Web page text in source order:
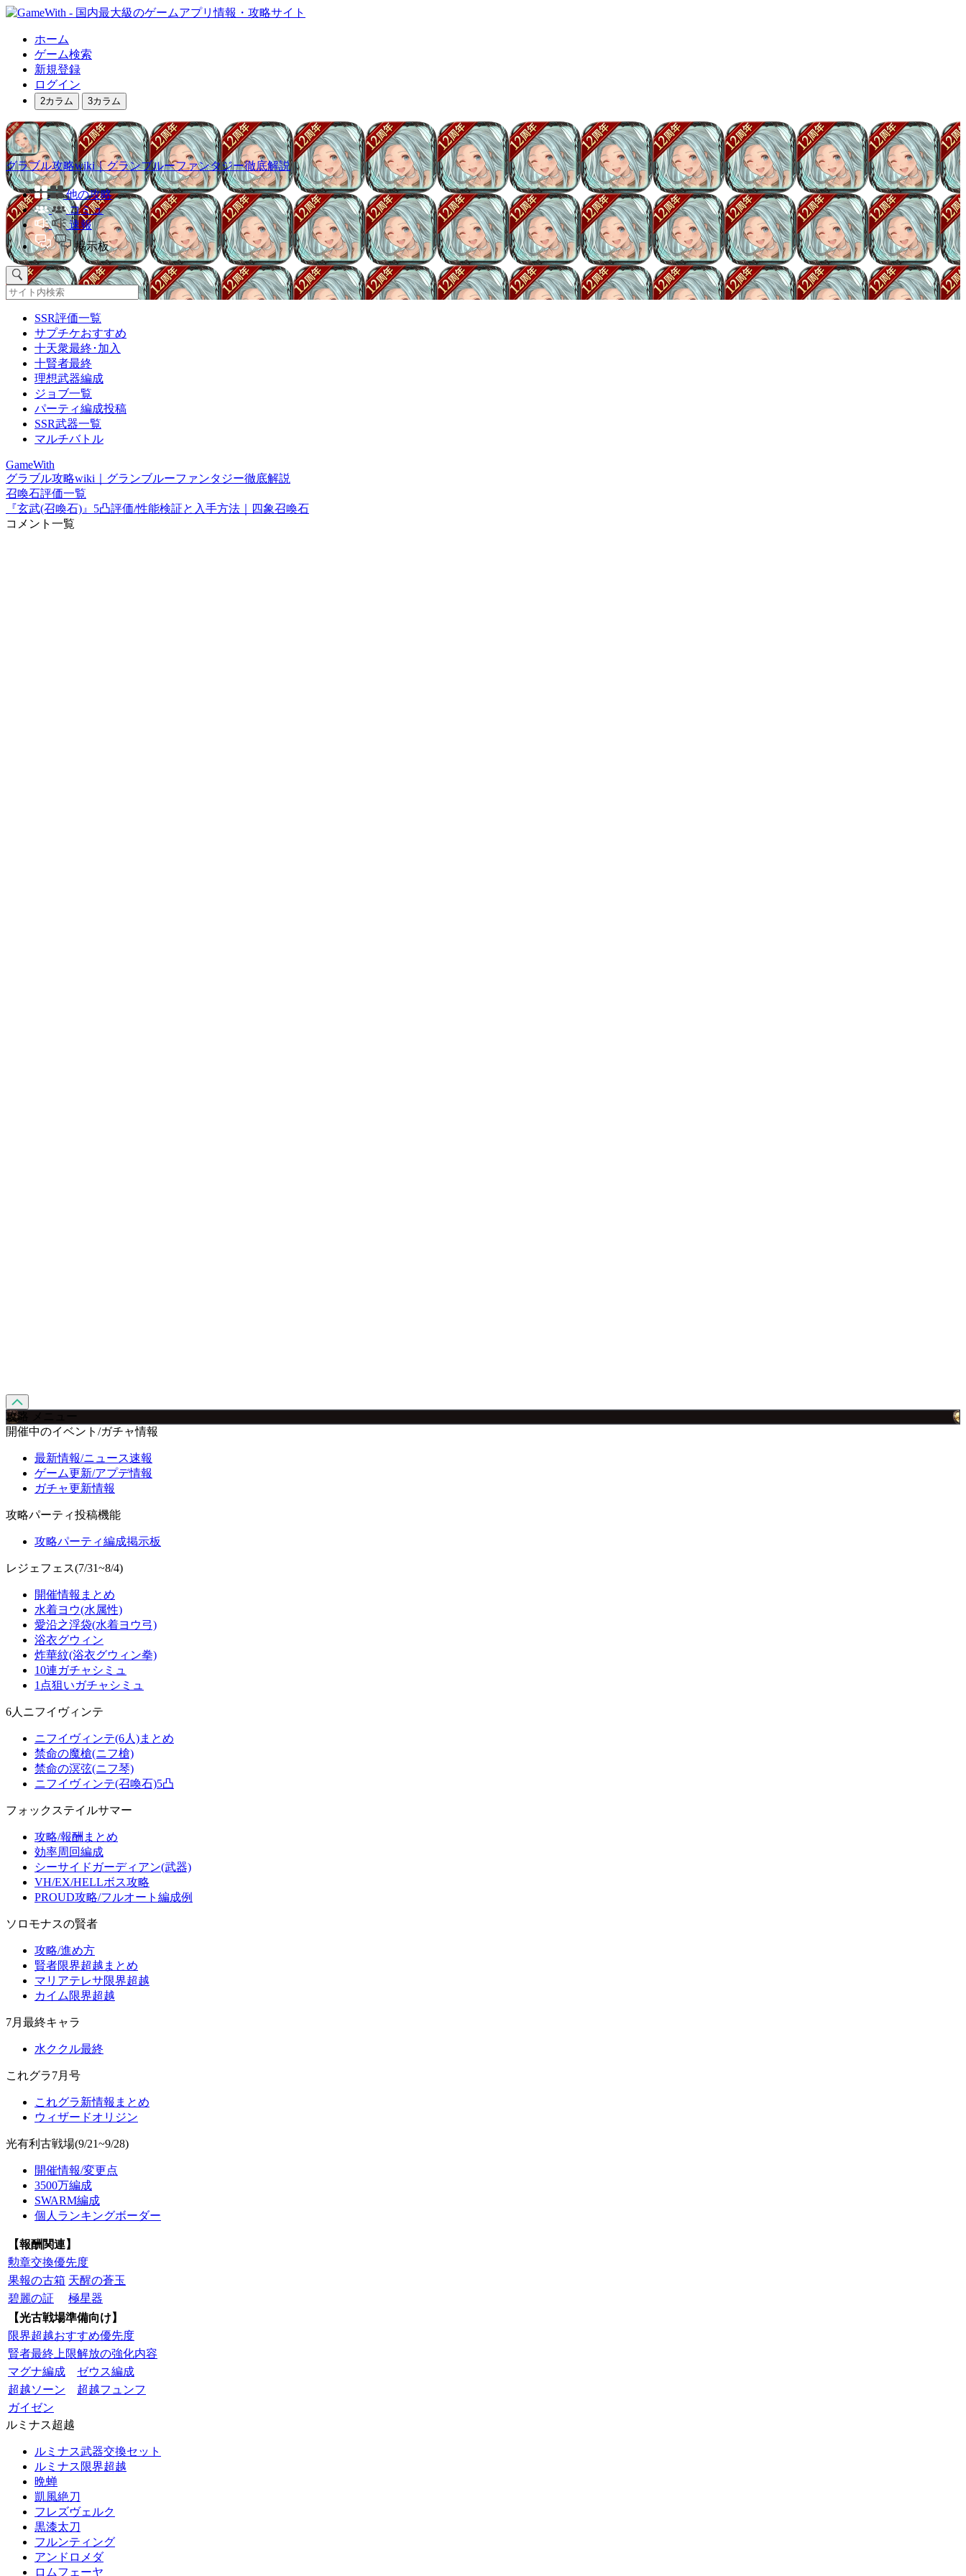
ホーム
ゲーム検索
新規登録
ログイン
2カラム 3カラム
グラブル攻略wiki｜グランブルーファンタジー徹底解説
他の攻略
コミュ
速報
掲示板
SSR評価一覧
サプチケおすすめ
十天衆最終･加入
十賢者最終
理想武器編成
ジョブ一覧
パーティ編成投稿
SSR武器一覧
マルチバトル
GameWith
グラブル攻略wiki｜グランブルーファンタジー徹底解説
召喚石評価一覧
『玄武(召喚石)』5凸評価/性能検証と入手方法｜四象召喚石
コメント一覧
攻略 メニュー
開催中のイベント/ガチャ情報
最新情報/ニュース速報
ゲーム更新/アプデ情報
ガチャ更新情報
攻略パーティ投稿機能
攻略パーティ編成掲示板
レジェフェス(7/31~8/4)
開催情報まとめ
水着ヨウ(水属性)
愛沿之浮袋(水着ヨウ弓)
浴衣グウィン
炸華紋(浴衣グウィン拳)
10連ガチャシミュ
1点狙いガチャシミュ
6人ニフイヴィンテ
ニフイヴィンテ(6人)まとめ
禁命の魔槍(ニフ槍)
禁命の溟弦(ニフ琴)
ニフイヴィンテ(召喚石)5凸
フォックステイルサマー
攻略/報酬まとめ
効率周回編成
シーサイドガーディアン(武器)
VH/EX/HELLボス攻略
PROUD攻略/フルオート編成例
ソロモナスの賢者
攻略/進め方
賢者限界超越まとめ
マリアテレサ限界超越
カイム限界超越
7月最終キャラ
水ククル最終
これグラ7月号
これグラ新情報まとめ
ウィザードオリジン
光有利古戦場(9/21~9/28)
開催情報/変更点
3500万編成
SWARM編成
個人ランキングボーダー
【報酬関連】
勲章交換優先度
果報の古箱 天醒の蒼玉
碧麗の証
極星器
【光古戦場準備向け】
限界超越おすすめ優先度
賢者最終上限解放の強化内容
マグナ編成
ゼウス編成
超越ソーン
超越フュンフ
ガイゼン
ルミナス超越
ルミナス武器交換セット
ルミナス限界超越
晩蝉
凱風絶刀
フレズヴェルク
黒漆太刀
フルンティング
アンドロメダ
ロムフェーヤ